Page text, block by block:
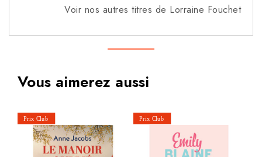
Voir nos autres titres de Lorraine Fouchet
Vous aimerez aussi